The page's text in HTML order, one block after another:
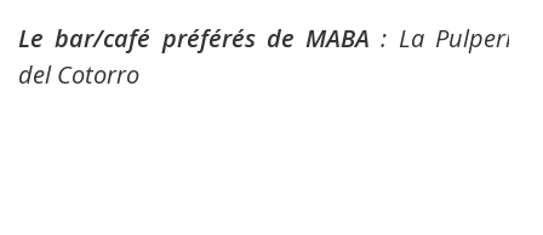
Le bar/café préférés de MABA : La Pulperia
del Cotorro